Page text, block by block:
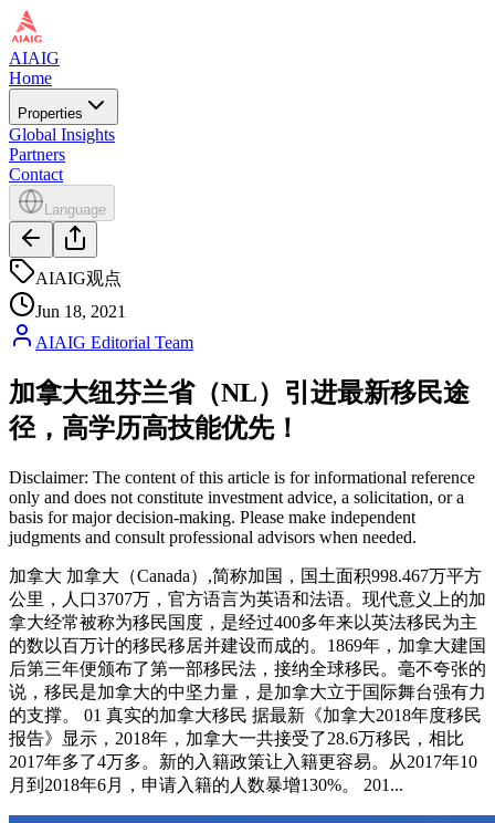
AIAIG
Home
Properties
Global Insights
Partners
Contact
Language
AIAIG观点
Jun 18, 2021
AIAIG Editorial Team
加拿大纽芬兰省（NL）引进最新移民途
径，高学历高技能优先！
Disclaimer: The content of this article is for informational reference
only and does not constitute investment advice, a solicitation, or a
basis for major decision-making. Please make independent
judgments and consult professional advisors when needed.
加拿大 加拿大（Canada）,简称加国，国土面积998.467万平方
公里，人口3707万，官方语言为英语和法语。现代意义上的加
拿大经常被称为移民国度，是经过400多年来以英法移民为主
的数以百万计的移民移居并建设而成的。1869年，加拿大建国
后第三年便颁布了第一部移民法，接纳全球移民。毫不夸张的
说，移民是加拿大的中坚力量，是加拿大立于国际舞台强有力
的支撑。 01 真实的加拿大移民 据最新《加拿大2018年度移民
报告》显示，2018年，加拿大一共接受了28.6万移民，相比
2017年多了4万多。新的入籍政策让入籍更容易。从2017年10
月到2018年6月，申请入籍的人数暴增130%。 201...